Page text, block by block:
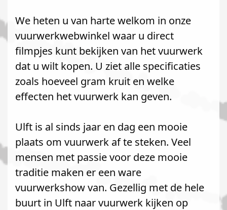
We heten u van harte welkom in onze
vuurwerkwebwinkel waar u direct
filmpjes kunt bekijken van het vuurwerk
dat u wilt kopen. U ziet alle specificaties
zoals hoeveel gram kruit en welke
effecten het vuurwerk kan geven.
Ulft is al sinds jaar en dag een mooie
plaats om vuurwerk af te steken. Veel
mensen met passie voor deze mooie
traditie maken er een ware
vuurwerkshow van. Gezellig met de hele
buurt in Ulft naar vuurwerk kijken op